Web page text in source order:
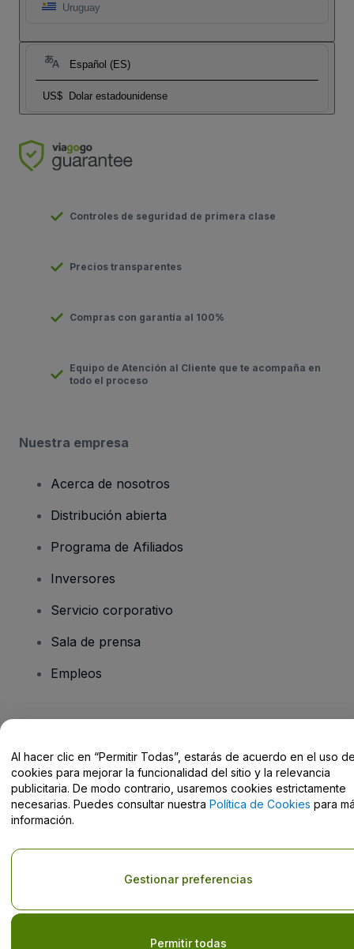
Uruguay
Español (ES)
US$ Dolar estadounidense
Controles de seguridad de primera clase
Precios transparentes
Compras con garantía al 100%
Equipo de Atención al Cliente que te acompaña en
todo el proceso
Nuestra empresa
Acerca de nosotros
Distribución abierta
Programa de Afiliados
Inversores
Servicio corporativo
Sala de prensa
Empleos
Centro de Ayuda / Contacto
El uso de este sitio web constituye la aceptación de los
Política de Privacidad, de laPolítica de Cookies
No compartir mi información personal ni tus opciones de
Al hacer clic en “Permitir Todas”, estarás de acuerdo en el uso
cookies para mejorar la funcionalidad del sitio y la relevancia
publicitaria. De modo contrario, usaremos cookies estrictamente
necesarias. Puedes consultar nuestra Política de Cookies para
información.
Permitir todas
Gestionar preferencias